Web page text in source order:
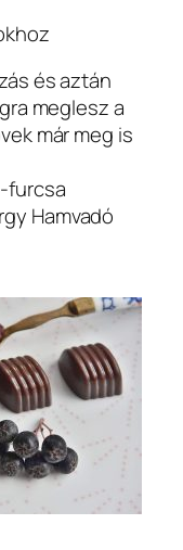
és aztán
meglesz a
már meg is
furcsa
Hamvadó